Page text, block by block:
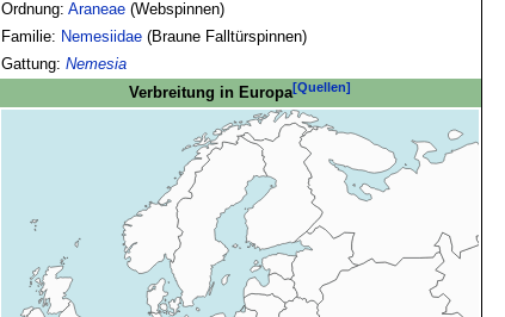
Ordnung: Araneae(Webspinnen)
Familie: Nemesiidae(Braune Falltürspinnen)
Gattung: Nemesia
Verbreitung in Europa[Quellen]